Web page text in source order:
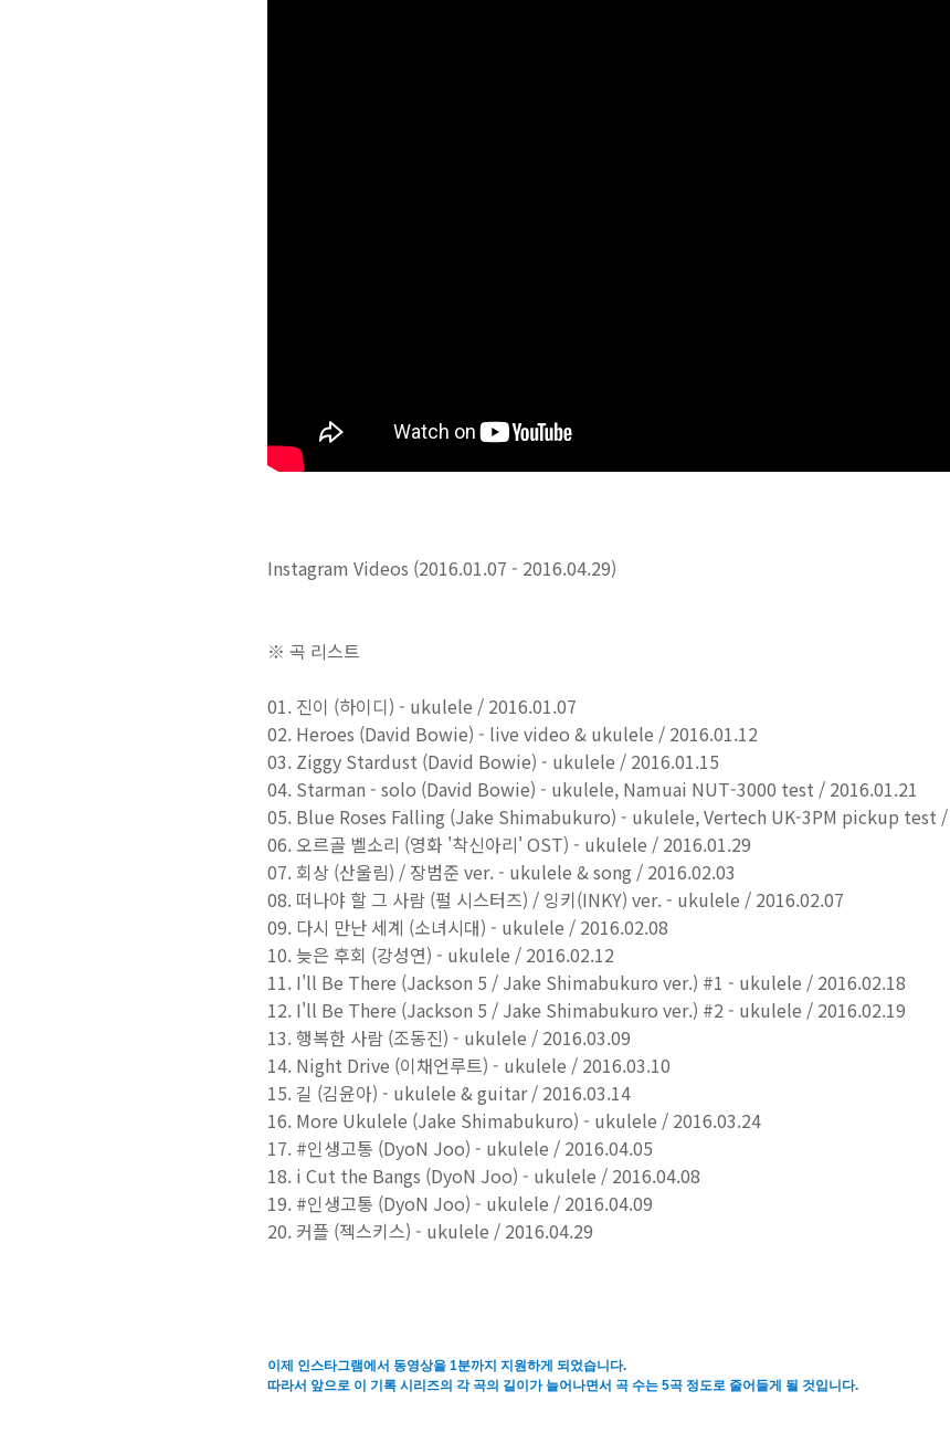
Instagram Videos (2016.01.07 - 2016.04.29)
※ 곡 리스트
01. 진이 (하이디) - ukulele / 2016.01.07
02. Heroes (David Bowie) - live video & ukulele / 2016.01.12
03. Ziggy Stardust (David Bowie) - ukulele / 2016.01.15
04. Starman - solo (David Bowie) - ukulele, Namuai NUT-3000 test / 2016.01.21
05. Blue Roses Falling (Jake Shimabukuro) - ukulele, Vertech UK-3PM pickup test /
06. 오르골 벨소리 (영화 '착신아리' OST) - ukulele / 2016.01.29
07. 회상 (산울림) / 장범준 ver. - ukulele & song / 2016.02.03
08. 떠나야 할 그 사람 (펄 시스터즈) / 잉키(INKY) ver. - ukulele / 2016.02.07
09. 다시 만난 세계 (소녀시대) - ukulele / 2016.02.08
10. 늦은 후회 (강성연) - ukulele / 2016.02.12
11. I'll Be There (Jackson 5 / Jake Shimabukuro ver.) #1 - ukulele / 2016.02.18
12. I'll Be There (Jackson 5 / Jake Shimabukuro ver.) #2 - ukulele / 2016.02.19
13. 행복한 사람 (조동진) - ukulele / 2016.03.09
14. Night Drive (이채언루트) - ukulele / 2016.03.10
15. 길 (김윤아) - ukulele & guitar / 2016.03.14
16. More Ukulele (Jake Shimabukuro) - ukulele / 2016.03.24
17. #인생고통 (DyoN Joo) - ukulele / 2016.04.05
18. i Cut the Bangs (DyoN Joo) - ukulele / 2016.04.08
19. #인생고통 (DyoN Joo) - ukulele / 2016.04.09
20. 커플 (젝스키스) - ukulele / 2016.04.29
이제 인스타그램에서 동영상을 1분까지 지원하게 되었습니다.
따라서 앞으로 이 기록 시리즈의 각 곡의 길이가 늘어나면서 곡 수는 5곡 정도로 줄어들게 될 것입니다.